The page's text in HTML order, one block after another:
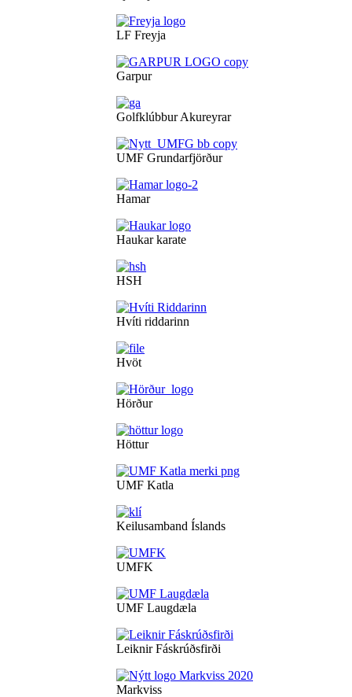
LF Freyja
Garpur
Golfklúbbur Akureyrar
UMF Grundarfjörður
Hamar
Haukar karate
HSH
Hvíti riddarinn
Hvöt
Hörður
Höttur
UMF Katla
Keilusamband Íslands
UMFK
UMF Laugdæla
Leiknir Fáskrúðsfirði
Markviss